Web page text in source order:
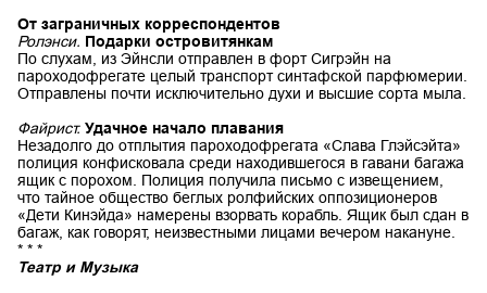
От заграничных корреспондентов
Ролэнси. Подарки островитянкам
По слухам, из Эйнсли отправлен в форт Сигрэйн на
пароходофрегате целый транспорт синтафской парфюмерии.
Отправлены почти исключительно духи и высшие сорта мыла.
Файрист. Удачное начало плавания
Незадолго до отплытия пароходофрегата «Слава Глэйсэйта»
полиция конфисковала среди находившегося в гавани багажа
ящик с порохом. Полиция получила письмо с извещением,
что тайное общество беглых ролфийских оппозиционеров
«Дети Кинэйда» намерены взорвать корабль. Ящик был сдан в
багаж, как говорят, неизвестными лицами вечером накануне.
* * *
Театр и Музыка